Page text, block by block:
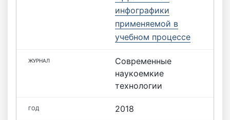
инфографики
применяемой в
учебном процессе
Современные
наукоемкие
технологии
2018